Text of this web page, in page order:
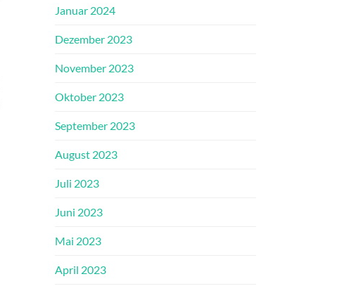
Januar 2024
Dezember 2023
November 2023
Oktober 2023
September 2023
August 2023
Juli 2023
Juni 2023
Mai 2023
April 2023